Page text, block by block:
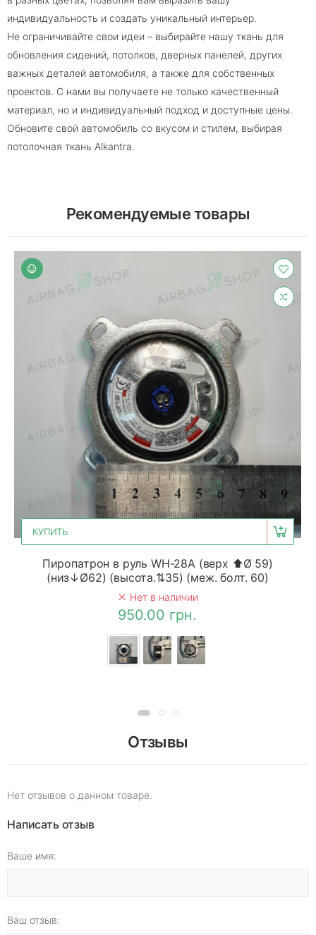
индивидуальность и создать уникальный интерьер.
Не ограничивайте свои идеи – выбирайте нашу ткань для
обновления сидений, потолков, дверных панелей, других
важных деталей автомобиля, а также для собственных
проектов. С нами вы получаете не только качественный
материал, но и индивидуальный подход и доступные цены.
Обновите свой автомобиль со вкусом и стилем, выбирая
потолочная ткань Alkantra.
Рекомендуемые товары
КУПИТЬ
Пиропатрон в руль WH-28A (верх ⬆Ø 59)
(низ↓Ø62) (высота.⇅35) (меж. болт. 60)
Нет в наличии
950.00 грн.
Отзывы
Нет отзывов о данном товаре.
Написать отзыв
Ваше имя:
Ваш отзыв: